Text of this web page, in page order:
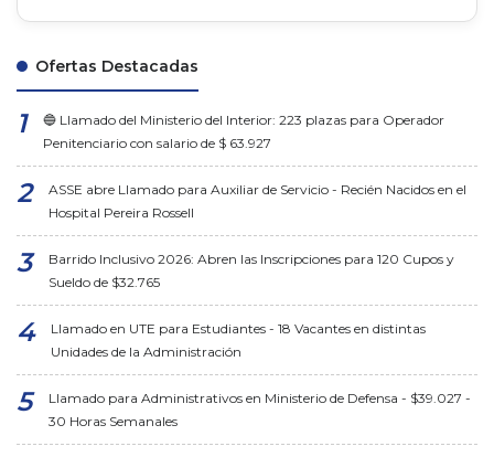
Ofertas Destacadas
🔵 Llamado del Ministerio del Interior: 223 plazas para Operador
Penitenciario con salario de $ 63.927
ASSE abre Llamado para Auxiliar de Servicio - Recién Nacidos en el
Hospital Pereira Rossell
Barrido Inclusivo 2026: Abren las Inscripciones para 120 Cupos y
Sueldo de $32.765
Llamado en UTE para Estudiantes - 18 Vacantes en distintas
Unidades de la Administración
Llamado para Administrativos en Ministerio de Defensa - $39.027 -
30 Horas Semanales